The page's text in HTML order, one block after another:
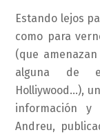
Estando lejos
como para
(que
alguna de
Holliywood…),
información y
Andreu,